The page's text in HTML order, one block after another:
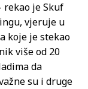
rekao je Skuf
vjeruje u
koje je stekao
više od 20
da
su i druge